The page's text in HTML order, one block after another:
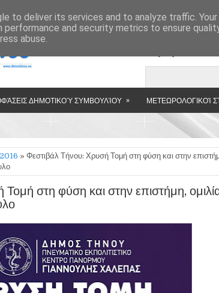
»
ΔΗΜΟΤΙΚΟΎ ΣΥΜΒΟΥΛΊΟΥ » ΜΕΤΕΩΡΟΛΟΓΙΚΟΊ
» Φεστιβάλ Τήνου: Χρυσή Τομή στη φύση και στην
στη φύση και στην επιστήμη,
to deliver its services and to analyze traffic.
performance and security metrics to ensure
abuse.